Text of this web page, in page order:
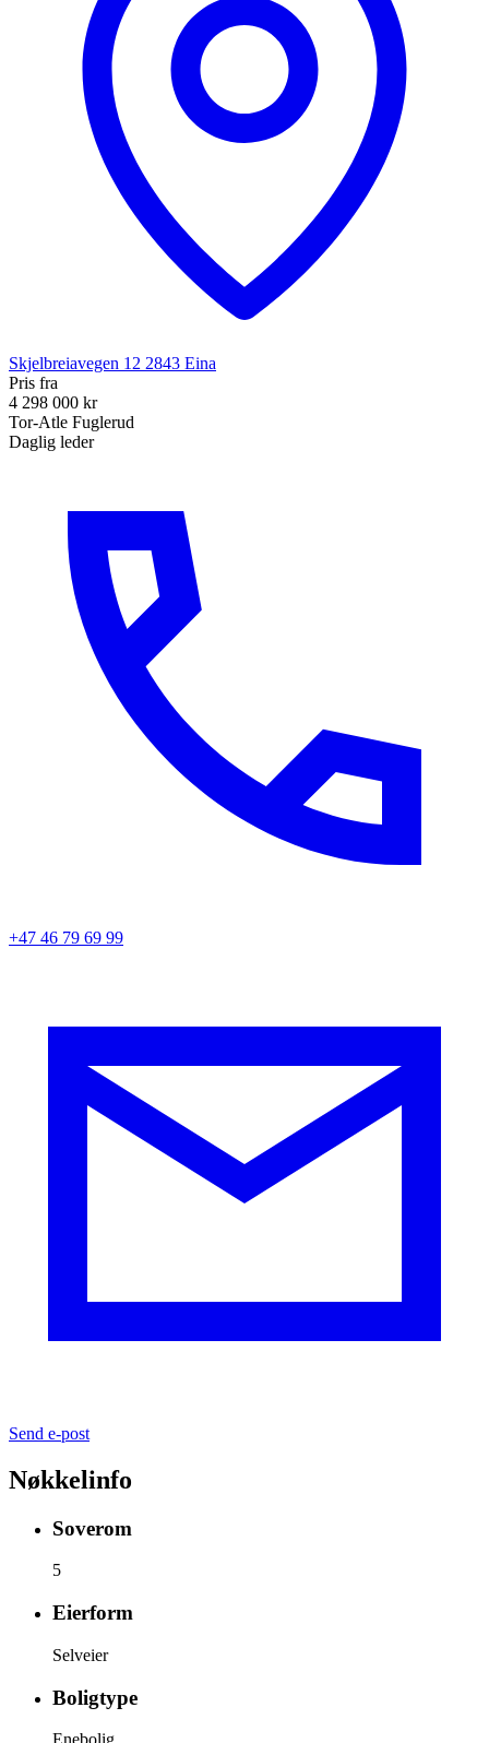
Skjelbreiavegen 12 2843 Eina
Pris fra
4 298 000 kr
Tor-Atle Fuglerud
Daglig leder
+47 46 79 69 99
Send e-post
Nøkkelinfo
Soverom
5
Eierform
Selveier
Boligtype